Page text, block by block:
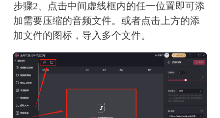
步骤2、点击中间虚线框内的任一位置即可添
加需要压缩的音频文件。或者点击上方的添
加文件的图标，导入多个文件。